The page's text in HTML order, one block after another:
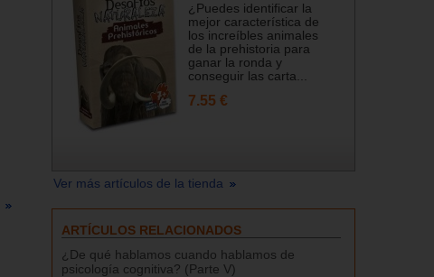
¿Puedes identificar la
mejor característica de
los increíbles animales
de la prehistoria para
ganar la ronda y
conseguir las carta...
7.55 €
Ver más artículos de la tienda
ARTÍCULOS RELACIONADOS
¿De qué hablamos cuando hablamos de
psicología cognitiva? (Parte V)